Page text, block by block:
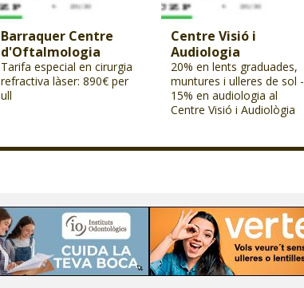
Barraquer Centre
d'Oftalmologia
Tarifa especial en cirurgia
refractiva làser: 890€ per
ull
Centre Visió i
Audiologia
20% en lents graduades,
muntures i ulleres de sol -
15% en audiologia al
Centre Visió i Audiològia